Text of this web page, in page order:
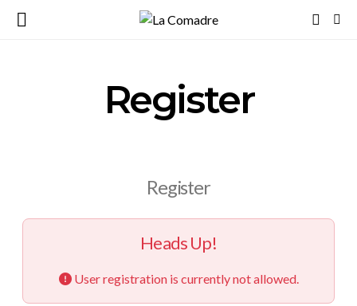
Register
Register
Heads Up!
User registration is currently not allowed.